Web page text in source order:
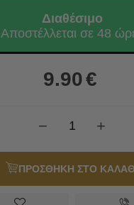
Διαθέσιμο
Αποστέλλεται σε 48
9.90€
+
−
ΠΡΟΣΘΗΚΗ ΣΤΟ